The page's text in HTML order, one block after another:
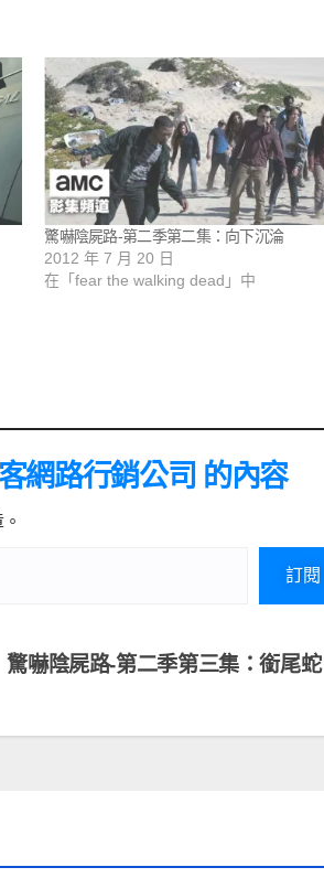
驚嚇陰屍路-第二季第二集：向下沉淪
2012 年 7 月 20 日
在「fear the walking dead」中
網路行銷公司 的內容
訂閱
驚嚇陰屍路-第二季第三集：銜尾蛇